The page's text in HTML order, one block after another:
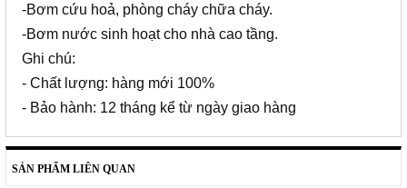
-Bơm cứu hoả, phòng cháy chữa cháy.
-Bơm nước sinh hoạt cho nhà cao tầng.
Ghi chú:
- Chất lượng: hàng mới 100%
- Bảo hành: 12 tháng kể từ ngày giao hàng
SẢN PHẨM LIÊN QUAN